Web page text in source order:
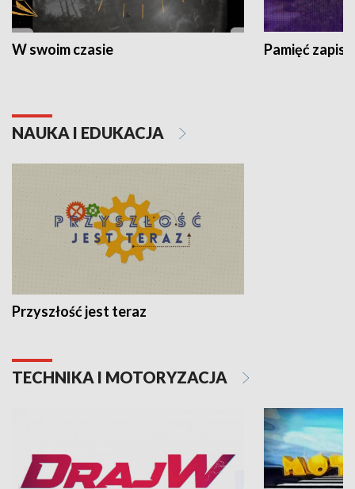
W swoim czasie Pamięć
NAUKA I EDUKACJA
Przyszłość jest teraz
TECHNIKA I MOTORYZACJA